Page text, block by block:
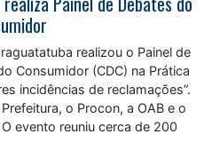
realizou o Painel de
Consumidor (CDC) na Prática
incidências de reclamações”.
o Procon, a OAB e o
evento reuniu cerca de 200